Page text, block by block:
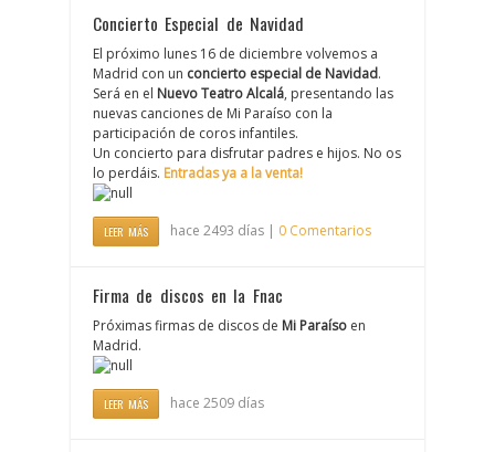
Concierto Especial de Navidad
El próximo lunes 16 de diciembre volvemos a
Madrid con un concierto especial de Navidad.
Será en el Nuevo Teatro Alcalá, presentando las
nuevas canciones de Mi Paraíso con la
participación de coros infantiles.
Un concierto para disfrutar padres e hijos. No os
lo perdáis. Entradas ya a la venta!
LEER MÁS hace 2493 días | 0 Comentarios
Firma de discos en la Fnac
Próximas firmas de discos de Mi Paraíso en
Madrid.
LEER MÁS hace 2509 días